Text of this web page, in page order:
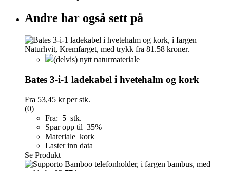
Andre har også sett på
(delvis) nytt naturmateriale
Bates 3-i-1 ladekabel i hvetehalm og kork
Fra 53,45 krper stk.
(0)
Fra: 5 stk.
Spar opp til 35%
Materiale kork
Laster inn data
Se Produkt